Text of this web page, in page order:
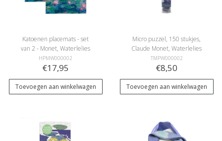
Katoenen placemats - set
van 2 - Monet, Waterlelies
HPMW000002
€17,95
Toevoegen aan winkelwagen
Micro puzzel, 150 stukjes,
Claude Monet, Waterlelies
TMPW000002
€8,50
Toevoegen aan winkelwagen